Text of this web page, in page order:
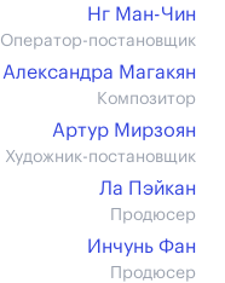
Нг Ман-Чин
Оператор-постановщик
Александра Магакян
Композитор
Артур Мирзоян
Художник-постановщик
Ла Пэйкан
Продюсер
Инчунь Фан
Продюсер